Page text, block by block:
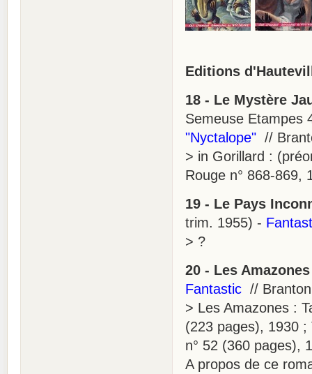
Editions
18 - Le Mystère
Semeuse
"Nyctalope" //
> in Gorillard :
Rouge n° 868-869,
19 - Le Pays
trim. 1955) -
> ?
20 - Les
Fantastic //
> Les Amazones :
(223 pages), 1930
n° 52 (360 pages),
A propos de ce